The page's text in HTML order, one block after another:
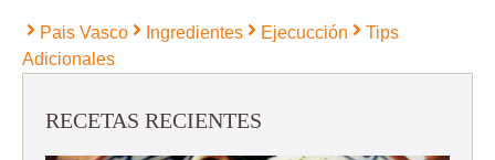
Pais Vasco Ingredientes Ejecucción
Tips
Adicionales
RECETAS RECIENTES